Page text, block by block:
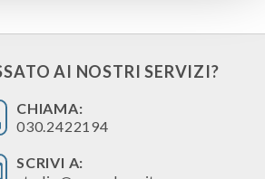
AI NOSTRI SERVIZI?
CHIAMA:
030.2422194
SCRIVI A: